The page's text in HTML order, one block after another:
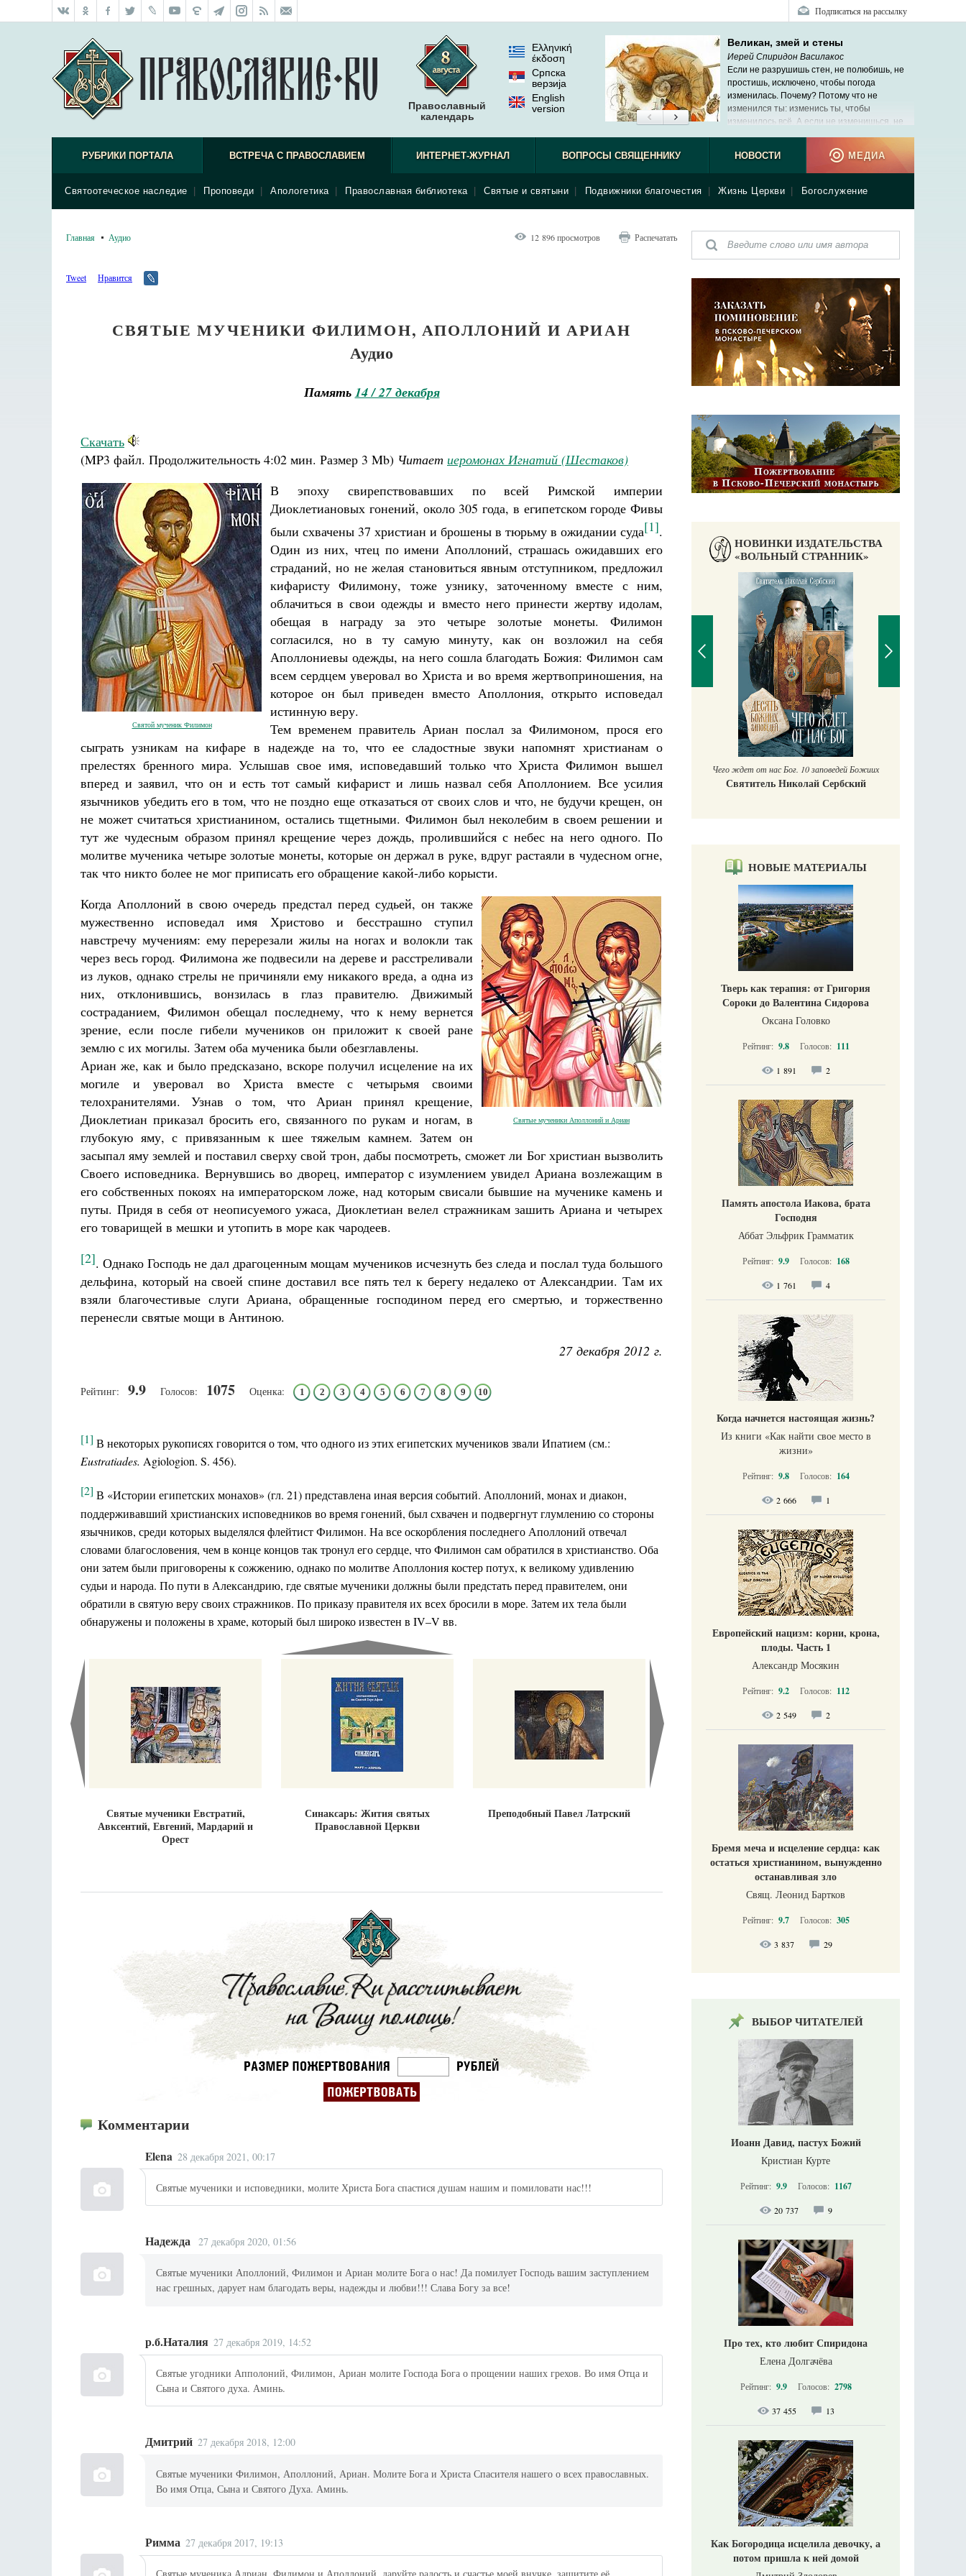
Подписаться на рассылку
Православный
календарь
Ελληνική
έκδοση
Српска
верзиjа
English
version
Великан, змей и стены
Иерей Спиридон Василакос
Если не разрушишь стен, не полюбишь, не
простишь, исключено, чтобы погода
изменилась. Почему? Потому что не
изменился ты: изменись ты, чтобы
изменилось всё. А если не изменишься, не
РУБРИКИ ПОРТАЛА ВСТРЕЧА С ПРАВОСЛАВИЕМ
Святоотеческое наследие Проповеди Апологетика Православная библиотека Святые и святыни Подвижники благочестия Жизнь Церкви Богослужение
ИНТЕРНЕТ-ЖУРНАЛ ВОПРОСЫ СВЯЩЕННИКУ НОВОСТИ МЕДИА
Главная Аудио 12 896 просмотров Распечатать
Tweet Нравится
СВЯТЫЕ МУЧЕНИКИ ФИЛИМОН, АПОЛЛОНИЙ И АРИАН
Аудио
Память 14 / 27 декабря
Скачать
(MP3 файл. Продолжительность 4:02 мин. Размер 3 Mb) Читает иеромонах Игнатий (Шестаков)
Святой мученик Филимон
В эпоху свирепствовавших по всей Римской империи
Диоклетиановых гонений, около 305 года, в египетском городе Фивы
были схвачены 37 христиан и брошены в тюрьму в ожидании суда[1].
Один из них, чтец по имени Аполлоний, страшась ожидавших его
страданий, но не желая становиться явным отступником, предложил
кифаристу Филимону, тоже узнику, заточенному вместе с ним,
облачиться в свои одежды и вместо него принести жертву идолам,
обещая в награду за это четыре золотые монеты. Филимон
согласился, но в ту самую минуту, как он возложил на себя
Аполлониевы одежды, на него сошла благодать Божия: Филимон сам
всем сердцем уверовал во Христа и во время жертвоприношения, на
которое он был приведен вместо Аполлония, открыто исповедал
истинную веру.
Тем временем правитель Ариан послал за Филимоном, прося его
сыграть узникам на кифаре в надежде на то, что ее сладостные звуки напомнят христианам о
прелестях бренного мира. Услышав свое имя, исповедавший только что Христа Филимон вышел
вперед и заявил, что он и есть тот самый кифарист и лишь назвал себя Аполлонием. Все усилия
язычников убедить его в том, что не поздно еще отказаться от своих слов и что, не будучи крещен, он
не может считаться христианином, остались тщетными. Филимон был неколебим в своем решении и
тут же чудесным образом принял крещение через дождь, пролившийся с небес на него одного. По
молитве мученика четыре золотые монеты, которые он держал в руке, вдруг растаяли в чудесном огне,
так что никто более не мог приписать его обращение какой-либо корысти.
Святые мученики Аполлоний и Ариан
Когда Аполлоний в свою очередь предстал перед судьей, он также
мужественно исповедал имя Христово и бесстрашно ступил
навстречу мучениям: ему перерезали жилы на ногах и волокли так
через весь город. Филимона же подвесили на дереве и расстреливали
из луков, однако стрелы не причиняли ему никакого вреда, а одна из
них, отклонившись, вонзилась в глаз правителю. Движимый
состраданием, Филимон обещал последнему, что к нему вернется
зрение, если после гибели мучеников он приложит к своей ране
землю с их могилы. Затем оба мученика были обезглавлены.
Ариан же, как и было предсказано, вскоре получил исцеление на их
могиле и уверовал во Христа вместе с четырьмя своими
телохранителями. Узнав о том, что Ариан принял крещение,
Диоклетиан приказал бросить его, связанного по рукам и ногам, в
глубокую яму, с привязанным к шее тяжелым камнем. Затем он
засыпал яму землей и поставил сверху свой трон, дабы посмотреть, сможет ли Бог христиан вызволить
Своего исповедника. Вернувшись во дворец, император с изумлением увидел Ариана возлежащим в
его собственных покоях на императорском ложе, над которым свисали бывшие на мученике камень и
путы. Придя в себя от неописуемого ужаса, Диоклетиан велел стражникам зашить Ариана и четырех
его товарищей в мешки и утопить в море как чародеев.
[2]. Однако Господь не дал драгоценным мощам мучеников исчезнуть без следа и послал туда большого
дельфина, который на своей спине доставил все пять тел к берегу недалеко от Александрии. Там их
взяли благочестивые слуги Ариана, обращенные господином перед его смертью, и торжественно
перенесли святые мощи в Антиною.
27 декабря 2012 г.
Рейтинг: 9.9 Голосов: 1075 Оценка: 1 2 3 4 5 6 7 8 9 10
[1] В некоторых рукописях говорится о том, что одного из этих египетских мучеников звали Ипатием (см.:
Eustratiades. Agiologion. S. 456).
[2] В «Истории египетских монахов» (гл. 21) представлена иная версия событий. Аполлоний, монах и диакон,
поддерживавший христианских исповедников во время гонений, был схвачен и подвергнут глумлению со стороны
язычников, среди которых выделялся флейтист Филимон. На все оскорбления последнего Аполлоний отвечал
словами благословения, чем в конце концов так тронул его сердце, что Филимон сам обратился в христианство. Оба
они затем были приговорены к сожжению, однако по молитве Аполлония костер потух, к великому удивлению
судьи и народа. По пути в Александрию, где святые мученики должны были предстать перед правителем, они
обратили в святую веру своих стражников. По приказу правителя их всех бросили в море. Затем их тела были
обнаружены и положены в храме, который был широко известен в IV–V вв.
Святые мученики Евстратий,
Авксентий, Евгений, Мардарий и
Орест
Синаксарь: Жития святых
Православной Церкви
Преподобный Павел Латрский
Комментарии
Elena 28 декабря 2021, 00:17
Святые мученики и исповедники, молите Христа Бога спастися душам нашим и помиловати нас!!!
Надежда 27 декабря 2020, 01:56
Святые мученики Аполлоний, Филимон и Ариан молите Бога о нас! Да помилует Господь вашим заступлением
нас грешных, дарует нам благодать веры, надежды и любви!!! Слава Богу за все!
р.б.Наталия 27 декабря 2019, 14:52
Святые угодники Апполоний, Филимон, Ариан молите Господа Бога о прощении наших грехов. Во имя Отца и
Сына и Святого духа. Аминь.
Дмитрий 27 декабря 2018, 12:00
Святые мученики Филимон, Аполлоний, Ариан. Молите Бога и Христа Спасителя нашего о всех православных.
Во имя Отца, Сына и Святого Духа. Аминь.
Римма 27 декабря 2017, 19:13
НОВИНКИ ИЗДАТЕЛЬСТВА
«ВОЛЬНЫЙ СТРАННИК»
Как найти своё место в жизни
Кирилл Мурышев
Великомученик Георгий Победоносец. Научись у
Роман Котов
Чего ждет от нас Бог. 10 заповедей Божиих
Святитель Николай Сербский
Православный мальчик
Екатерина Баканова
НОВЫЕ МАТЕРИАЛЫ
Тверь как терапия: от Григория
Сороки до Валентина Сидорова
Оксана Головко
Рейтинг: 9.8 Голосов: 111
1 891 2
Память апостола Иакова, брата
Господня
Аббат Эльфрик Грамматик
Рейтинг: 9.9 Голосов: 168
1 761 4
Когда начнется настоящая жизнь?
Из книги «Как найти свое место в
жизни​»
Рейтинг: 9.8 Голосов: 164
2 666 1
Европейский нацизм: корни, крона,
плоды. Часть 1
Александр Мосякин
Рейтинг: 9.2 Голосов: 112
2 549 2
Бремя меча и исцеление сердца: как
остаться христианином, вынужденно
останавливая зло
Свящ. Леонид Бартков
Рейтинг: 9.7 Голосов: 305
3 837 29
ВЫБОР ЧИТАТЕЛЕЙ
Иоанн Давид, пастух Божий
Кристиан Курте
Рейтинг: 9.9 Голосов: 1167
20 737 9
Про тех, кто любит Спиридона
Елена Долгачёва
Рейтинг: 9.9 Голосов: 2798
37 455 13
Как Богородица исцелила девочку, а
потом пришла к ней домой